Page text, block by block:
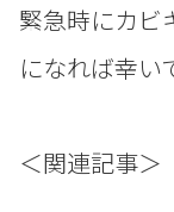
緊急時にカビ
になれば幸い
＜関連記事＞